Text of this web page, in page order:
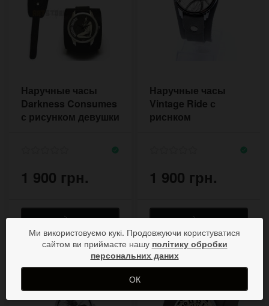
Наручные часы
Darkness Consumes
с рисунком девушки
1 900 грн.
Наручные часы
Vintage Ride с
риснком
1 900 грн.
Ми використовуємо кукі. Продовжуючи користуватися
сайтом ви приймаєте нашу політику обробки
персональних даних
ОК